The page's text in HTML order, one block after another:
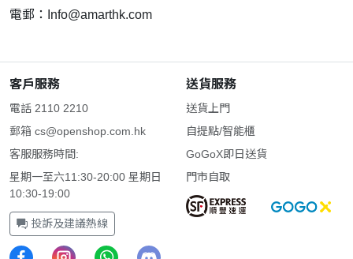
電郵： Info@amarthk.com
客戶服務
電話 2110 2210
郵箱 cs@openshop.com.hk
客服服務時間:
星期一至六11:30-20:00 星期日
10:30-19:00
投訴及建議熱線
送貨服務
送貨上門
自提點/智能櫃
GoGoX即日送貨
門市自取